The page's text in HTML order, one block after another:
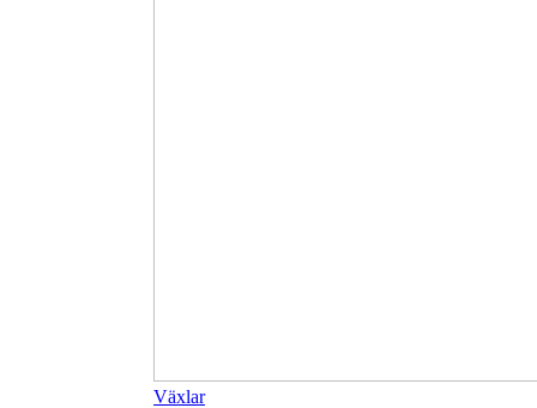
Växlar